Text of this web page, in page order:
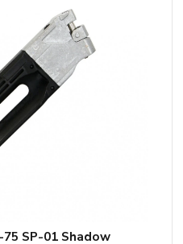
SP-01 Shadow